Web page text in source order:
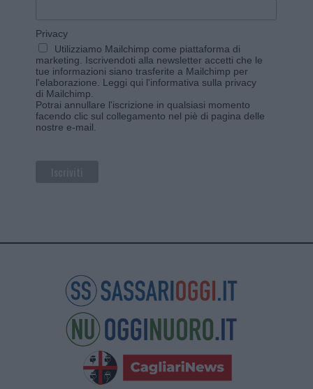
Privacy
Utilizziamo Mailchimp come piattaforma di
marketing. Iscrivendoti alla newsletter accetti che le
tue informazioni siano trasferite a Mailchimp per
l'elaborazione. Leggi qui l'informativa sulla privacy
di Mailchimp
Potrai annullare l'iscrizione in qualsiasi momento
facendo clic sul collegamento nel piè di pagina delle
nostre e-mail.